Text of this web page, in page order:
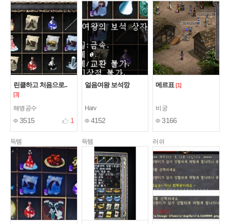
린클하고 처음으로..
[3]
해병공수
3515 1
얼음여왕 보석깡
Harv
4152
메르표 [1]
비궁
3166
득템 득템 러쉬